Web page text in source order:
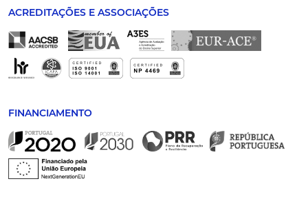
ACREDITAÇÕES E ASSOCIAÇÕES
FINANCIAMENTO